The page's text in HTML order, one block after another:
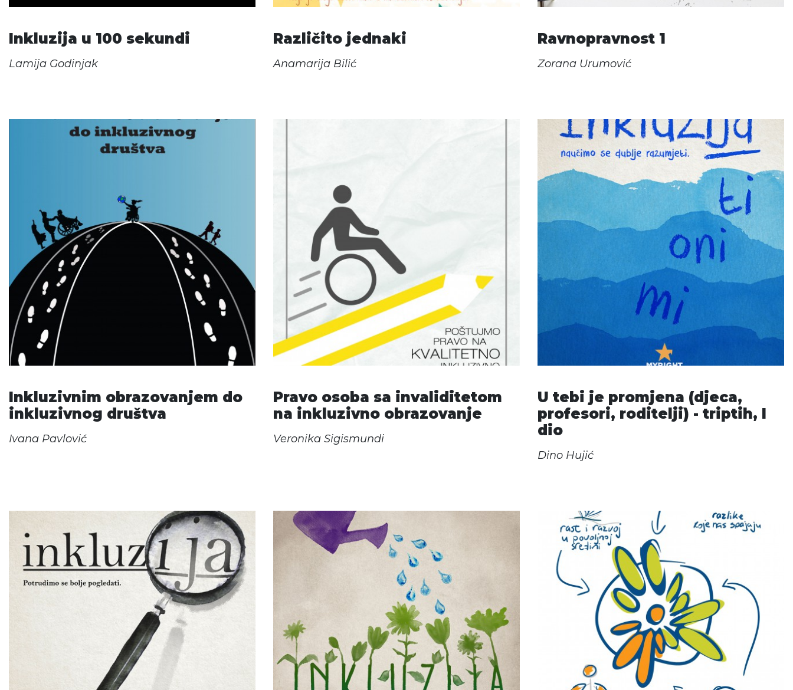
Inkluzija u 100 sekundi
Lamija Godinjak
Različito jednaki
Anamarija Bilić
Ravnopravnost 1
Zorana Urumović
Inkluzivnim obrazovanjem do
inkluzivnog društva
Ivana Pavlović
Pravo osoba sa invaliditetom
na inkluzivno obrazovanje
Veronika Sigismundi
U tebi je promjena (djeca,
profesori, roditelji) - triptih, I
dio
Dino Hujić